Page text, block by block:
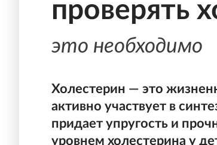
проверять
это необходимо
Холестерин — это
активно участвует в
придает упругость и
уровнем холестерина у